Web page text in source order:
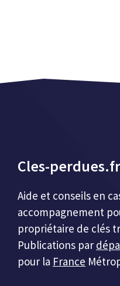
Cles-perdues.fr
Aide et conseils en
accompagnement
propriétaire de clés
Publications par
pour la France